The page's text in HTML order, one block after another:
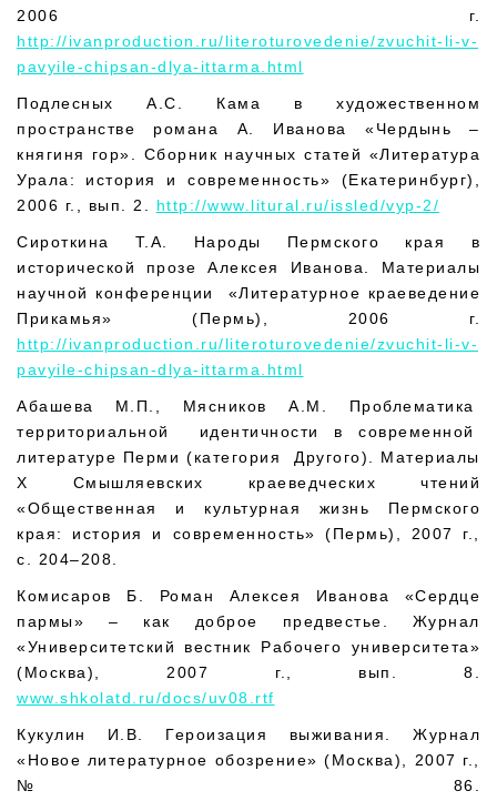
2006 г.
http://ivanproduction.ru/literoturovedenie/zvuchit-li-v-
pavyile-chipsan-dlya-ittarma.html
Подлесных А.С. Кама в художественном
пространстве романа А. Иванова «Чердынь –
княгиня гор». Сборник научных статей «Литература
Урала: история и современность» (Екатеринбург),
2006 г., вып. 2. http://www.litural.ru/issled/vyp-2/
Сироткина Т.А. Народы Пермского края в
исторической прозе Алексея Иванова. Материалы
научной конференции «Литературное краеведение
Прикамья» (Пермь), 2006 г.
http://ivanproduction.ru/literoturovedenie/zvuchit-li-v-
pavyile-chipsan-dlya-ittarma.html
Абашева М.П., Мясников А.М. Проблематика
территориальной идентичности в современной
литературе Перми (категория Другого). Материалы
X Смышляевских краеведческих чтений
«Общественная и культурная жизнь Пермского
края: история и современность» (Пермь), 2007 г.,
с. 204–208.
Комисаров Б. Роман Алексея Иванова «Сердце
пармы» – как доброе предвестье. Журнал
«Университетский вестник Рабочего университета»
(Москва), 2007 г., вып. 8.
www.shkolatd.ru/docs/uv08.rtf
Кукулин И.В. Героизация выживания. Журнал
«Новое литературное обозрение» (Москва), 2007 г.,
№ 86.